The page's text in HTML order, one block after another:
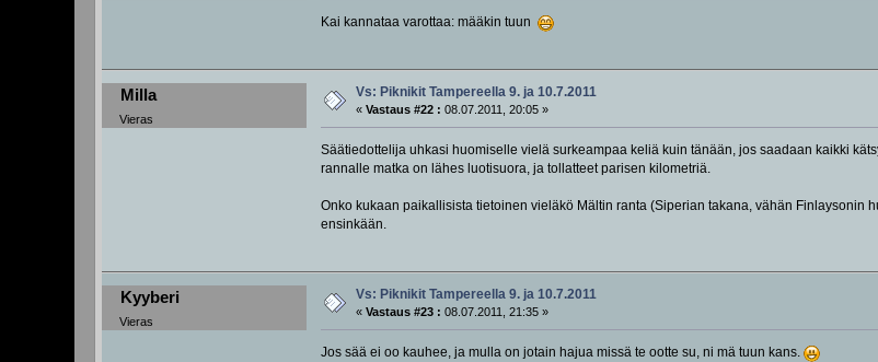
Kai kannataa varottaa: määkin tuun
Milla
Vieras
Vs: Piknikit Tampereella 9. ja 10.7.2011
«Vastaus #22 : 08.07.2011, 20:05 »
Säätiedottelija uhkasi huomiselle vielä surkeampaa keliä kuin tänään, jos saadaan kaikki
rannalle matka on lähes luotisuora, ja tollatteet parisen kilometriä.
Onko kukaan paikallisista tietoinen vieläkö Mältin ranta (Siperian takana, vähän Finlaysonin
ensinkään.
Kyyberi
Vieras
Vs: Piknikit Tampereella 9. ja 10.7.2011
«Vastaus #23 : 08.07.2011, 21:35 »
Jos sää ei oo kauhee, ja mulla on jotain hajua missä te ootte su, ni mä tuun kans.